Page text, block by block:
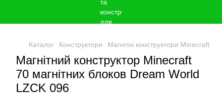
Каталог Конструктори Магнітні конструктори Minecraft
Магнітний конструктор Minecraft
70 магнітних блоков Dream World
LZCK 096